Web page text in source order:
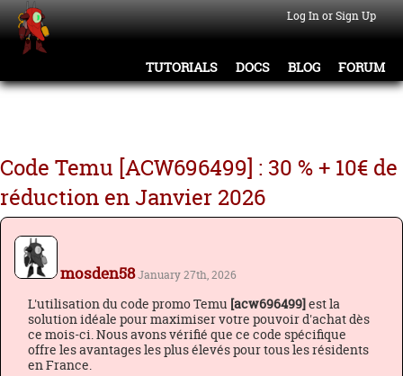
Log In or Sign Up
TUTORIALS DOCS BLOG FORUM
Code Temu [ACW696499] : 30 % + 10€ de
réduction en Janvier 2026
mosden58January 27th, 2026
L'utilisation du code promo Temu [acw696499]est la
solution idéale pour maximiser votre pouvoir d'achat dès
ce mois-ci. Nous avons vérifié que ce code spécifique
offre les avantages les plus élevés pour tous les résidents
en France.